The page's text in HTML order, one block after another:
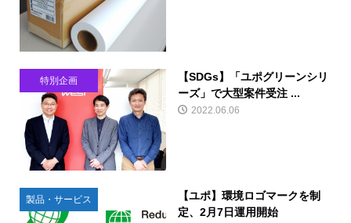
特別企画
【SDGs】「ユポグリーンシリ
ーズ」で大型案件受注 ...
2022.06.06
製品・サービス
【ユポ】環境ロゴマークを制
定、2月7日運用開始